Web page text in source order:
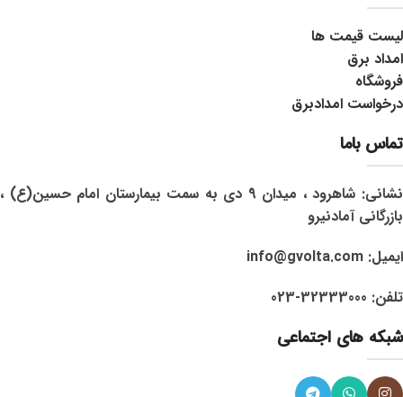
لیست قیمت ها
امداد برق
فروشگاه
درخواست امدادبرق
تماس باما
نشانی: شاهرود ، میدان 9 دی به سمت بیمارستان امام حسین(ع) ،
بازرگانی آمادنیرو
ایمیل: info@gvolta.com
تلفن: 32333000-023
شبکه های اجتماعی